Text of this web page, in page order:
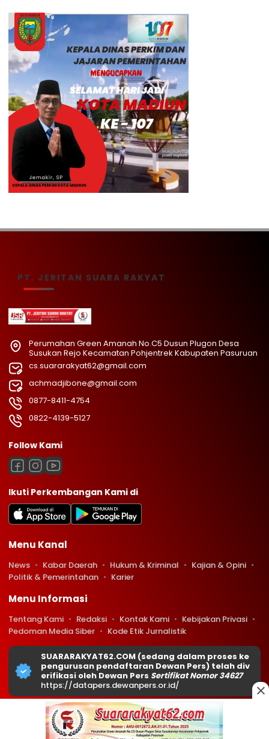
0 0 166
PT. JERITAN SUARA RAKYAT
Perumahan Green Amanah No.C5 Dusun Plugon Desa
Susukan Rejo Kecamatan Pohjentrek Kabupaten Pasuruan
cs.suararakyat62@gmail.com
achmadjibone@gmail.com
0877-8411-4754
0822-4139-5127
Follow Kami
Ikuti Perkembangan Kami di
Menu Kanal
News Kabar Daerah Hukum & Kriminal
Kajian & Opini
Politik & Pemerintahan
Karier
Menu Informasi
Tentang Kami Redaksi Kontak Kami
Kebijakan Privasi
Pedoman Media Siber
Kode Etik Jurnalistik
SUARARAKYAT62.COM (sedang dalam proses ke
pengurusan pendaftaran Dewan Pers) telah div
erifikasi oleh Dewan Pers Sertifikat Nomor 34627
https://datapers.dewanpers.or.id/
Copyright © 2026 Suararakyat62.com. All rights reserved.